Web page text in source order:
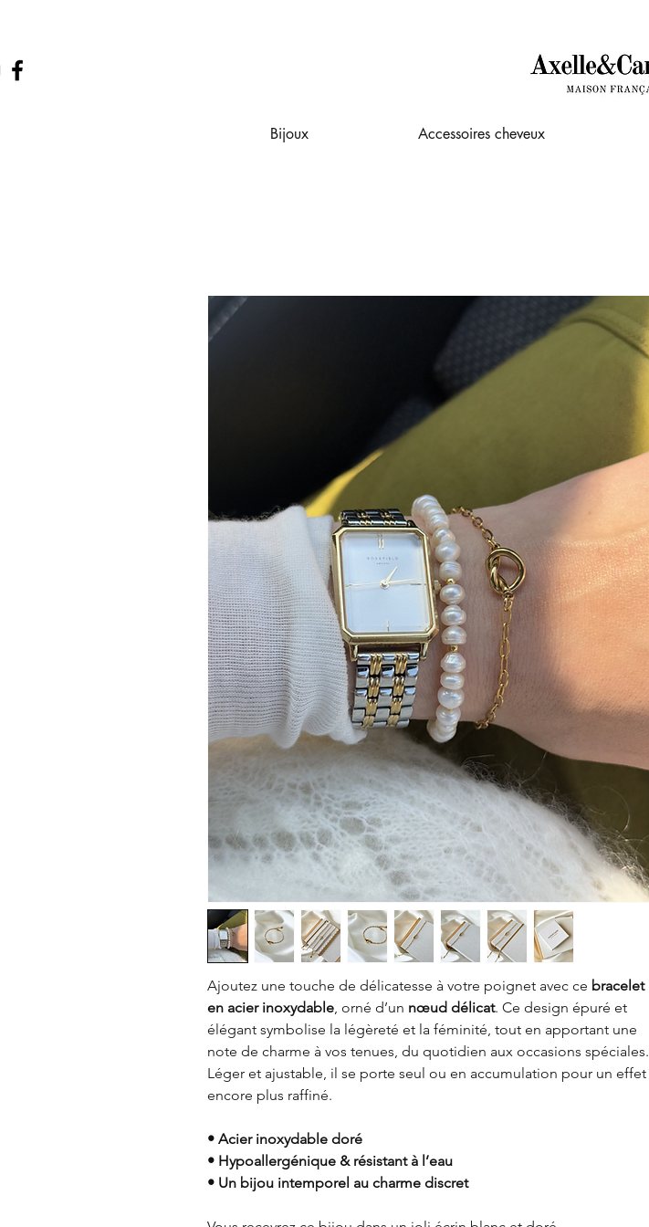
Bijoux Accessoires cheveux
Ajoutez une touche de délicatesse à votre poignet avec ce bracelet
en acier inoxydable, orné d’un nœud délicat. Ce design épuré et
élégant symbolise la légèreté et la féminité, tout en apportant une
note de charme à vos tenues, du quotidien aux occasions spéciales.
Léger et ajustable, il se porte seul ou en accumulation pour un effet
encore plus raffiné.
• Acier inoxydable doré
• Hypoallergénique & résistant à l’eau
• Un bijou intemporel au charme discret